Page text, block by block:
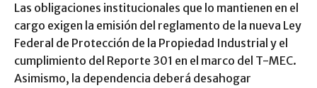
Las obligaciones institucionales que lo mantienen en el
cargo exigen la emisión del reglamento de la nueva Ley
Federal de Protección de la Propiedad Industrial y el
cumplimiento del Reporte 301 en el marco del T-MEC.
Asimismo, la dependencia deberá desahogar